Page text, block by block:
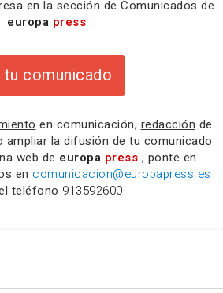
en la sección de Comunicados de
europa press
tu comunicado
en comunicación, redacción de
ampliar la difusión de tu comunicado
web de europa press , ponte en
en comunicacion@europapress.es
teléfono 913592600